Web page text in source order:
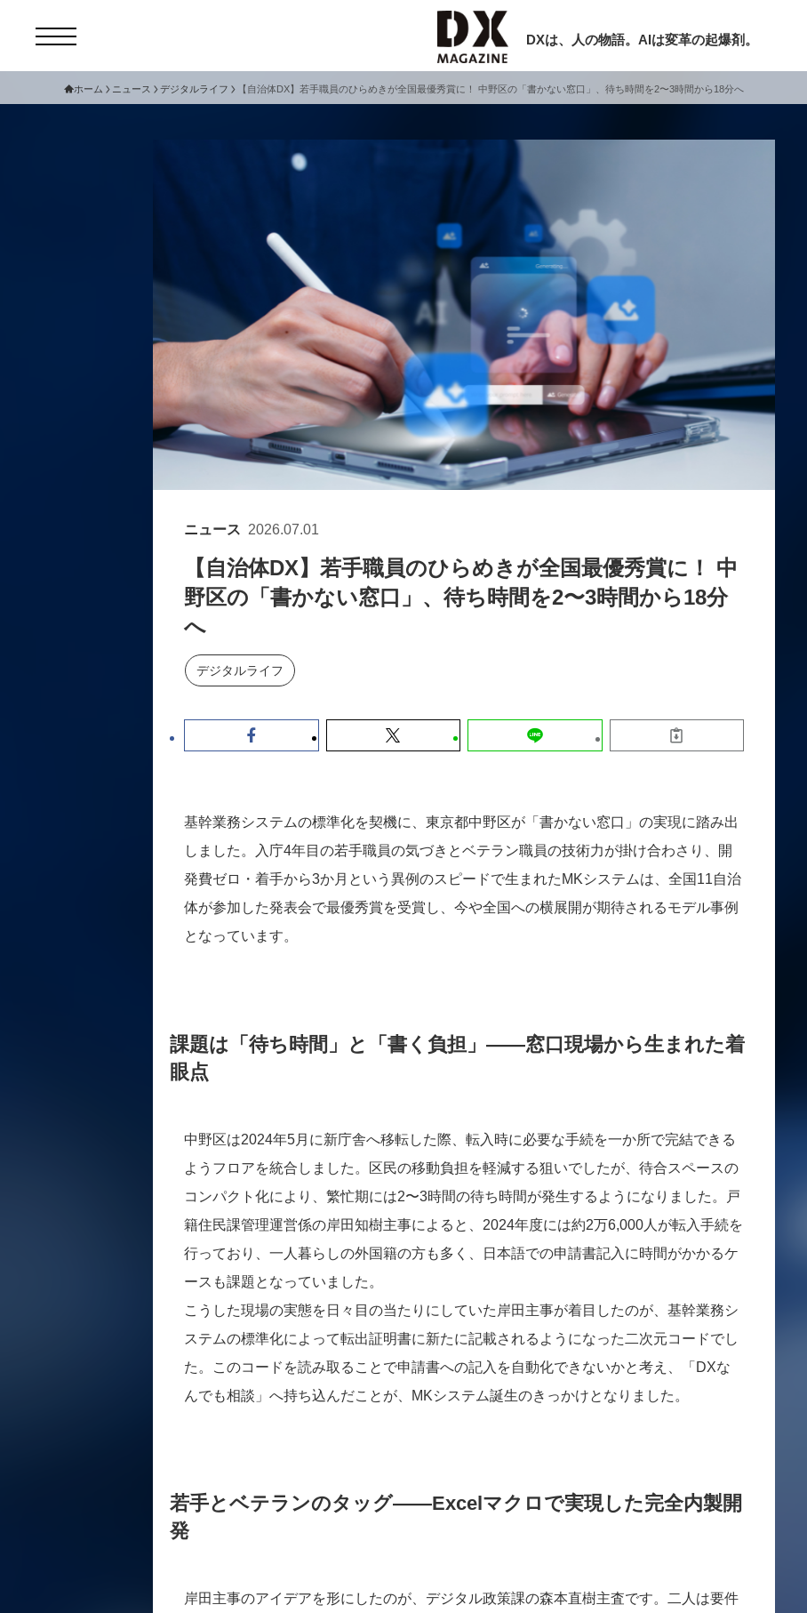
DXは、人の物語。AIは変革の起爆剤。
トップページ
特集
動画
サイトマップ
お問い合わせ
個人情報保護法について
運営会社
採用情報
現在開催予定のセミナー
セミナー
非公開: 【8/6開催】AIエージェント時
代、日本企業は何から始めるべきか。〜
シリコンバレーAX最新潮流から学ぶ〜
2026-08-03
セミナー
【8/12開催】「イノベーションを数値化
する」～投資される事業の基準と、終活
DX「SouSou」に学ぶ資金調達・巻き込
ホーム ニュース デジタルライフ 【自治体DX】若手職員のひらめきが全国最優秀賞に！ 中野区の「書かない窓口」、待ち時間を2〜3時間から18分へ
ニュース 2026.07.01
【自治体DX】若手職員のひらめきが全国最優秀賞に！ 中
野区の「書かない窓口」、待ち時間を2〜3時間から18分
へ
デジタルライフ
基幹業務システムの標準化を契機に、東京都中野区が「書かない窓口」の実現に踏み出
しました。入庁4年目の若手職員の気づきとベテラン職員の技術力が掛け合わさり、開
発費ゼロ・着手から3か月という異例のスピードで生まれたMKシステムは、全国11自治
体が参加した発表会で最優秀賞を受賞し、今や全国への横展開が期待されるモデル事例
となっています。
課題は「待ち時間」と「書く負担」——窓口現場から生まれた着
眼点
中野区は2024年5月に新庁舎へ移転した際、転入時に必要な手続を一か所で完結できる
ようフロアを統合しました。区民の移動負担を軽減する狙いでしたが、待合スペースの
コンパクト化により、繁忙期には2〜3時間の待ち時間が発生するようになりました。戸
籍住民課管理運営係の岸田知樹主事によると、2024年度には約2万6,000人が転入手続を
行っており、一人暮らしの外国籍の方も多く、日本語での申請書記入に時間がかかるケ
ースも課題となっていました。
こうした現場の実態を日々目の当たりにしていた岸田主事が着目したのが、基幹業務シ
ステムの標準化によって転出証明書に新たに記載されるようになった二次元コードでし
た。このコードを読み取ることで申請書への記入を自動化できないかと考え、「DXな
んでも相談」へ持ち込んだことが、MKシステム誕生のきっかけとなりました。
若手とベテランのタッグ——Excelマクロで実現した完全内製開
発
岸田主事のアイデアを形にしたのが、デジタル政策課の森本直樹主査です。二人は要件